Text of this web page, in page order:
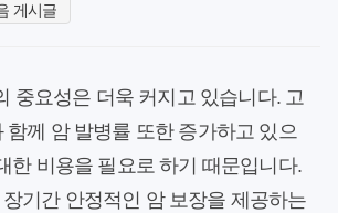
게시글
중요성은 더욱 커지고 있습니다. 고
함께 암 발병률 또한 증가하고 있으
한 비용을 필요로 하기 때문입니다.
기간 안정적인 암 보장을 제공하는